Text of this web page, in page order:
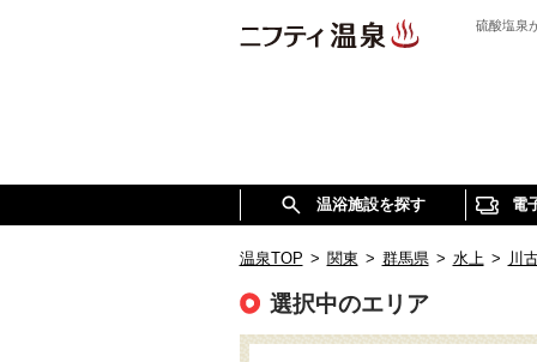
硫酸塩泉
温浴施設を探す 電
温泉TOP > 関東 > 群馬県 > 水上 > 川
選択中のエリア